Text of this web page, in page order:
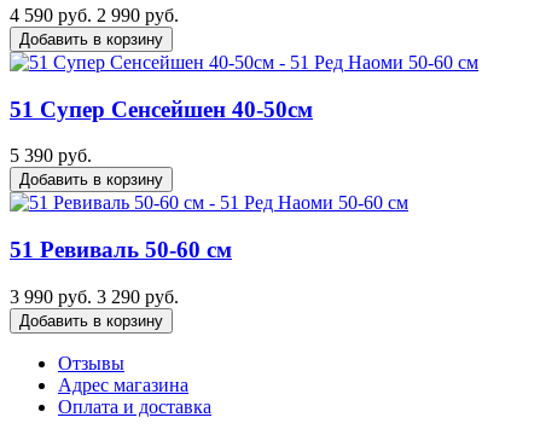
4 590 руб. 2 990 руб.
Добавить в корзину
51 Супер Сенсейшен 40-50см
5 390 руб.
Добавить в корзину
51 Ревиваль 50-60 см
3 990 руб. 3 290 руб.
Добавить в корзину
Отзывы
Адрес магазина
Оплата и доставка